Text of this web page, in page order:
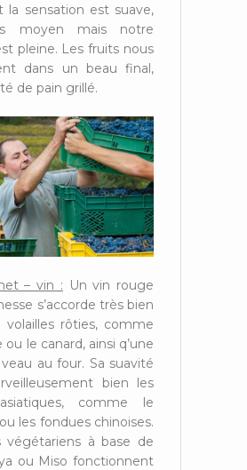
la sensation est suave,
moyen mais notre
pleine. Les fruits nous
dans un beau final,
de pain grillé.
– vin : Un vin rouge
s’accorde très bien
volailles rôties, comme
ou le canard, ainsi q’une
au four. Sa suavité
bien les
comme le
les fondues chinoises.
végétariens à base de
ou Miso fonctionnent